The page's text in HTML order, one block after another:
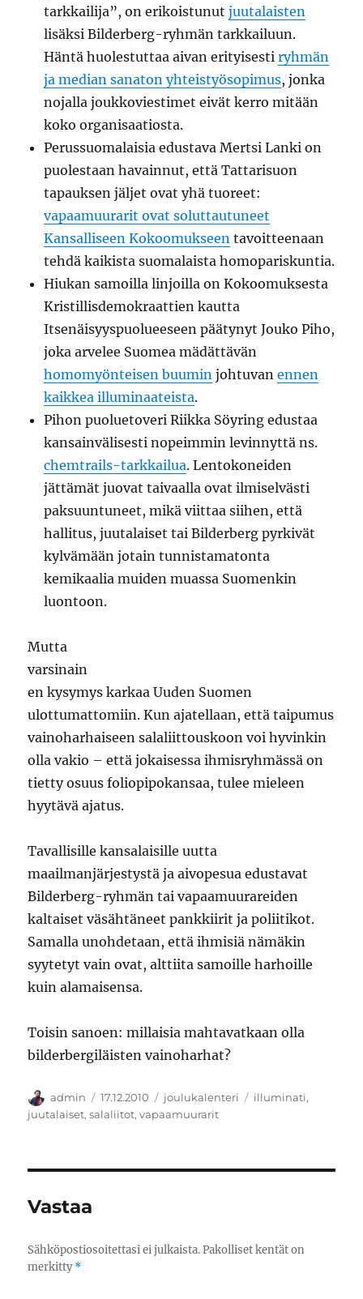
tarkkailija”, on erikoistunutjuutalaisten
lisäksi Bilderberg-ryhmän tarkkailuun.
Häntä huolestuttaa aivan erityisestiryhmän
ja median sanaton yhteistyösopimus, jonka
nojalla joukkoviestimet eivät kerro mitään
koko organisaatiosta.
Perussuomalaisia edustava Mertsi Lanki on
puolestaan havainnut, että Tattarisuon
tapauksen jäljet ovat yhä tuoreet:
vapaamuurarit ovat soluttautuneet
Kansalliseen Kokoomukseen tavoitteenaan
tehdä kaikista suomalaista homopariskuntia.
Hiukan samoilla linjoilla on Kokoomuksesta
Kristillisdemokraattien kautta
Itsenäisyyspuolueeseen päätynyt Jouko Piho,
joka arvelee Suomea mädättävän
homomyönteisen buumin johtuvanennen
kaikkea illuminaateista.
Pihon puoluetoveri Riikka Söyring edustaa
kansainvälisesti nopeimmin levinnyttä ns.
chemtrails-tarkkailua. Lentokoneiden
jättämät juovat taivaalla ovat ilmiselvästi
paksuuntuneet, mikä viittaa siihen, että
hallitus, juutalaiset tai Bilderberg pyrkivät
kylvämään jotain tunnistamatonta
kemikaalia muiden muassa Suomenkin
luontoon.
Mutta
varsinain
en kysymys karkaa Uuden Suomen
ulottumattomiin. Kun ajatellaan, että taipumus
vainoharhaiseen salaliittouskoon voi hyvinkin
olla vakio – että jokaisessa ihmisryhmässä on
tietty osuus foliopipokansaa, tulee mieleen
hyytävä ajatus.
Tavallisille kansalaisille uutta
maailmanjärjestystä ja aivopesua edustavat
Bilderberg-ryhmän tai vapaamuurareiden
kaltaiset väsähtäneet pankkiirit ja poliitikot.
Samalla unohdetaan, että ihmisiä nämäkin
syytetyt vain ovat, alttiita samoille harhoille
kuin alamaisensa.
Toisin sanoen: millaisia mahtavatkaan olla
bilderbergiläisten vainoharhat?
Kirjoittaja
admin Julkaistu
17.12.2010 Kategoriat
joulukalenteri Avainsanat
illuminati,
juutalaiset,salaliitot,vapaamuurarit
Vastaa
Sähköpostiosoitettasi ei julkaista. Pakolliset kentät on
merkitty*